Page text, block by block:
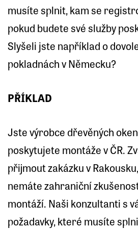
musíte splnit, kam se
pokud budete své služby
Slyšeli jste například o
pokladnách v Německu?
PŘÍKLAD
Jste výrobce dřevěných
poskytujete montáže v ČR.
přijmout zakázku v
nemáte zahraniční
montáží. Naši konzultanti s
požadavky, které musíte